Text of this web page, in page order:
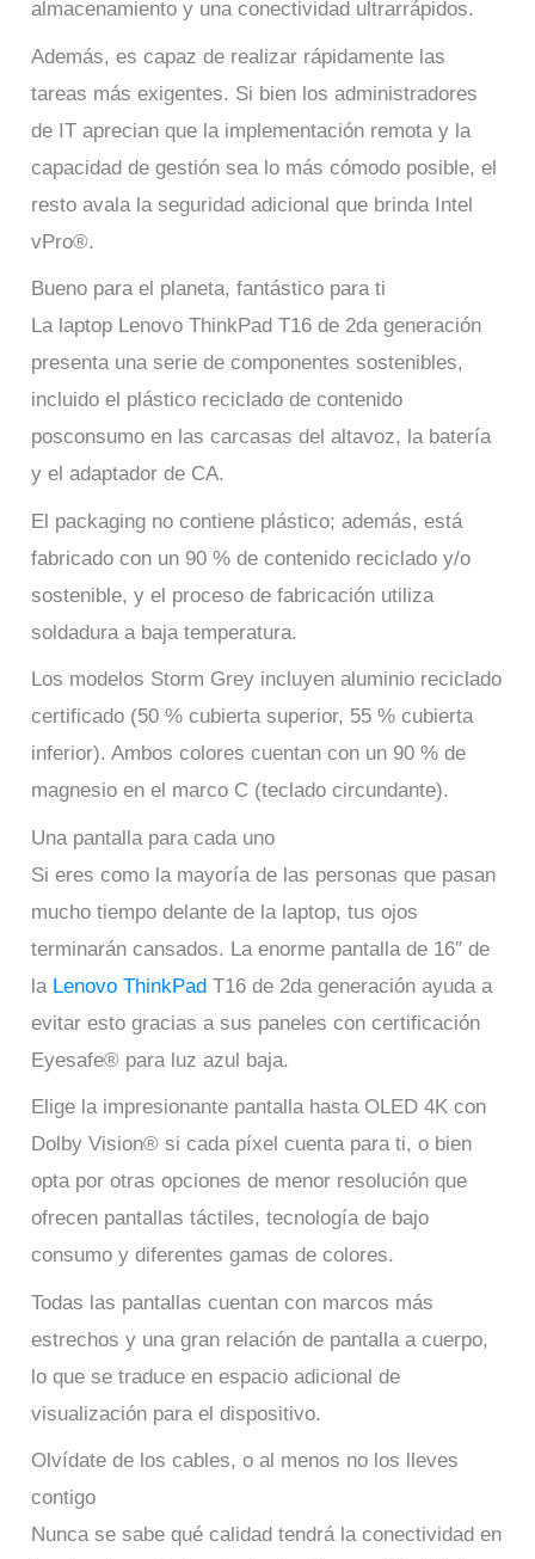
almacenamiento y una conectividad ultrarrápidos.
Además, es capaz de realizar rápidamente las
tareas más exigentes. Si bien los administradores
de IT aprecian que la implementación remota y la
capacidad de gestión sea lo más cómodo posible, el
resto avala la seguridad adicional que brinda Intel
vPro®.
Bueno para el planeta, fantástico para ti
La laptop Lenovo ThinkPad T16 de 2da generación
presenta una serie de componentes sostenibles,
incluido el plástico reciclado de contenido
posconsumo en las carcasas del altavoz, la batería
y el adaptador de CA.
El packaging no contiene plástico; además, está
fabricado con un 90 % de contenido reciclado y/o
sostenible, y el proceso de fabricación utiliza
soldadura a baja temperatura.
Los modelos Storm Grey incluyen aluminio reciclado
certificado (50 % cubierta superior, 55 % cubierta
inferior). Ambos colores cuentan con un 90 % de
magnesio en el marco C (teclado circundante).
Una pantalla para cada uno
Si eres como la mayoría de las personas que pasan
mucho tiempo delante de la laptop, tus ojos
terminarán cansados. La enorme pantalla de 16″ de
la Lenovo ThinkPad T16 de 2da generación ayuda a
evitar esto gracias a sus paneles con certificación
Eyesafe® para luz azul baja.
Elige la impresionante pantalla hasta OLED 4K con
Dolby Vision® si cada píxel cuenta para ti, o bien
opta por otras opciones de menor resolución que
ofrecen pantallas táctiles, tecnología de bajo
consumo y diferentes gamas de colores.
Todas las pantallas cuentan con marcos más
estrechos y una gran relación de pantalla a cuerpo,
lo que se traduce en espacio adicional de
visualización para el dispositivo.
Olvídate de los cables, o al menos no los lleves
contigo
Nunca se sabe qué calidad tendrá la conectividad en